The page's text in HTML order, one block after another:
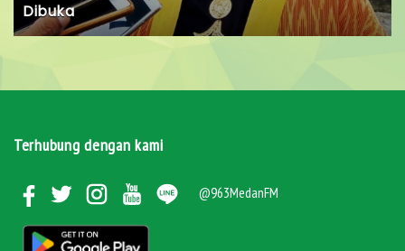
Dibuka
Terhubung dengan kami
@963MedanFM